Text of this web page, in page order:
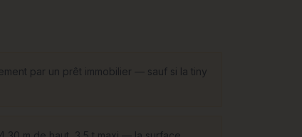
par un prêt immobilier — sauf si la tiny